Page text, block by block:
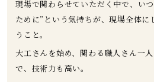
現場で関わらせていただく中で、い
ために”という気持ちが、現場全体
うこと。
大工さんを始め、関わる職人さん一
で、技術力も高い。